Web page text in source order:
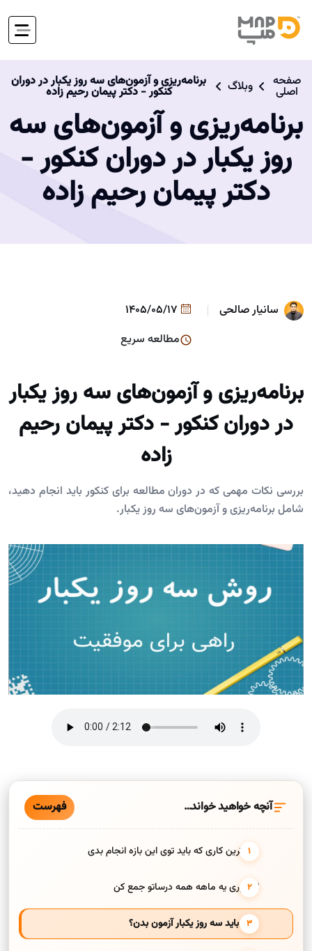
صفحه
اصلی وبلاگ برنامه‌ریزی و آزمون‌های سه روز یکبار در دوران
کنکور - دکتر پیمان رحیم زاده
برنامه‌ریزی و آزمون‌های سه
روز یکبار در دوران کنکور -
دکتر پیمان رحیم زاده
سانیار صالحی
مطالعه سریع
برنامه‌ریزی و آزمون‌های سه روز یکبار
در دوران کنکور - دکتر پیمان رحیم
زاده
بررسی نکات مهمی که در دوران مطالعه برای کنکور باید انجام دهید،
شامل برنامه‌ریزی و آزمون‌های سه روز یکبار.
آنچه خواهید خواند… فهرست
مهم‌ترین کاری که باید توی این بازه انجام بدی
اینجوری یه ماهه همه درساتو جمع کن
همه باید سه روز یکبار آزمون بدن؟